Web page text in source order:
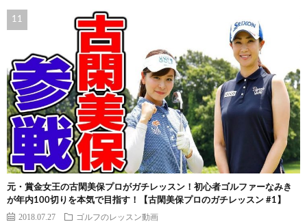
元・賞金女王の古閑美保プロがガチレッスン！初心者ゴルファーなみき
が年内100切りを本気で目指す！【古閑美保プロのガチレッスン #1】
2018.07.27 ゴルフのレッスン動画